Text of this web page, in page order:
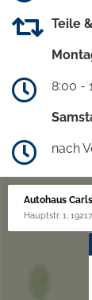
Teile
8:00 -
nach
Autohaus
Hauptstr. 1,